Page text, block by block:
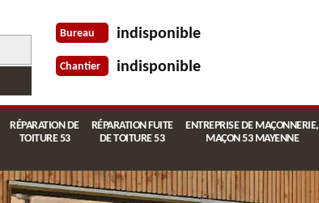
Bureau indisponible
Chantier indisponible
RÉPARATION DE
TOITURE 53
RÉPARATION FUITE
DE TOITURE 53
ENTREPRISE DE MAÇONNERIE,
MAÇON 53 MAYENNE